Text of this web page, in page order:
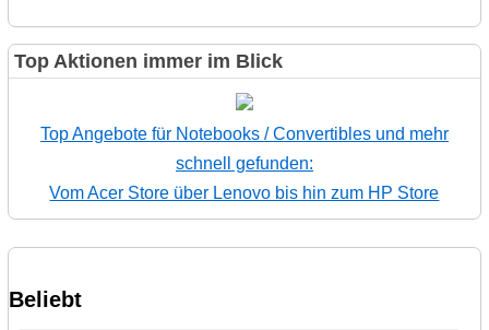
Top Aktionen immer im Blick
Top Angebote für Notebooks / Convertibles und mehr
schnell gefunden:
Vom Acer Store über Lenovo bis hin zum HP Store
Beliebt